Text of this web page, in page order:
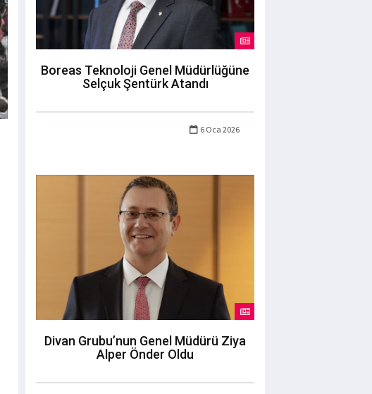
Boreas Teknoloji Genel Müdürlüğüne
Selçuk Şentürk Atandı
6 Oca 2026
Divan Grubu’nun Genel Müdürü Ziya
Alper Önder Oldu